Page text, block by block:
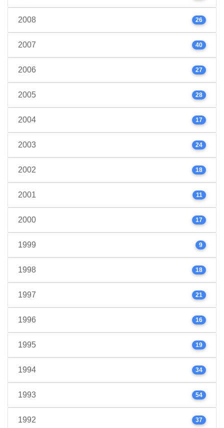
2008 26
2007 40
2006 27
2005 28
2004 17
2003 24
2002 18
2001 11
2000 17
1999 9
1998 18
1997 21
1996 16
1995 19
1994 34
1993 54
1992 37